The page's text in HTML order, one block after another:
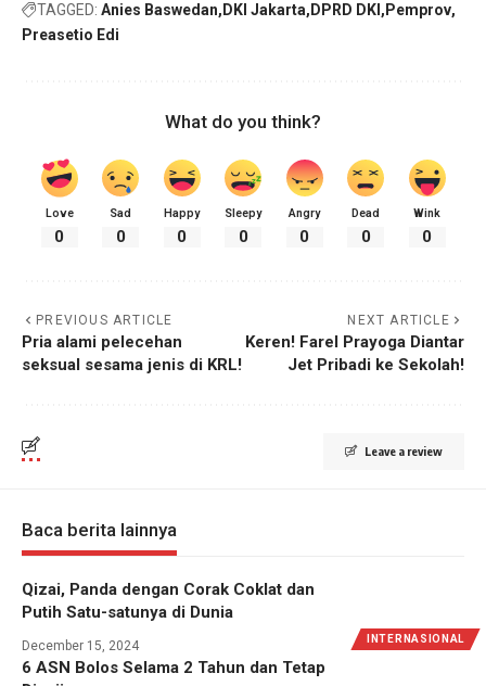
TAGGED: Anies Baswedan DKI Jakarta DPRD DKI
Pemprov
Preasetio Edi
What do you think?
Love
0
Sad
0
Happy
0
Sleepy
0
Angry
0
Dead
0
Wink
0
PREVIOUS ARTICLE
Pria alami pelecehan
seksual sesama jenis di KRL!
NEXT ARTICLE
Keren! Farel Prayoga Diantar
Jet Pribadi ke Sekolah!
Leave a review
Baca berita lainnya
INTERNASIONAL
Qizai, Panda dengan Corak Coklat dan
Putih Satu-satunya di Dunia
December 15, 2024
6 ASN Bolos Selama 2 Tahun dan Tetap